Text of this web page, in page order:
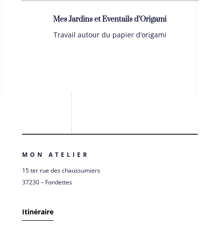
Mes Jardins et Eventails d’Origami
Travail autour du papier d’origami
MON ATELIER
15 ter rue des chaussumiers
37230 – Fondettes
Itinéraire